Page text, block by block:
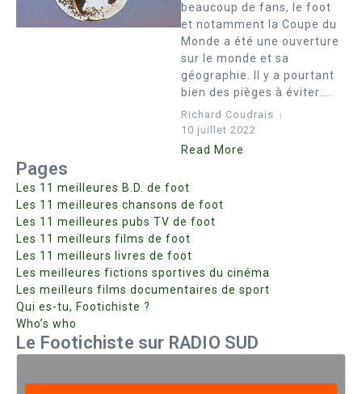
beaucoup de fans, le foot
et notamment la Coupe du
Monde a été une ouverture
sur le monde et sa
géographie. Il y a pourtant
bien des pièges à éviter....
Richard Coudrais
10 juillet 2022
Read More
Pages
Les 11 meilleures B.D. de foot
Les 11 meilleures chansons de foot
Les 11 meilleures pubs TV de foot
Les 11 meilleurs films de foot
Les 11 meilleurs livres de foot
Les meilleures fictions sportives du cinéma
Les meilleurs films documentaires de sport
Qui es-tu, Footichiste ?
Who’s who
Le Footichiste sur RADIO SUD